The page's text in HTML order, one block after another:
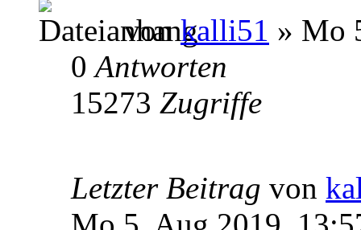
vonkalli51 » Mo
0Antworten
15273 Zugriffe
Letzter Beitrag von